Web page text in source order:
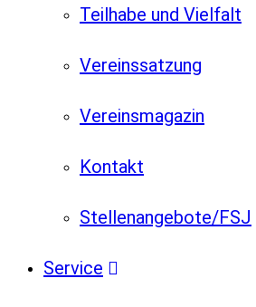
Teilhabe und Vielfalt
Vereinssatzung
Vereinsmagazin
Kontakt
Stellenangebote/FSJ
Service